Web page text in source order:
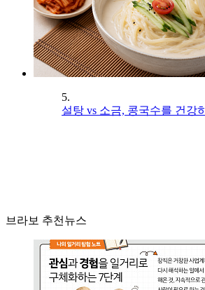
5.
설탕 vs 소금, 콩국수를 건강
브라보 추천뉴스